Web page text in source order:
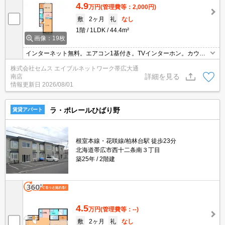
画像：19枚
4.9万円(管理費等：2,000円)
敷
2ヶ月 礼
なし
1階
1LDK 44.4m²
インターネット無料。エアコン1基付き。TVインターホン。カウン
き。給湯付き。ガスコンロ設置可。バス・トイレ別。シャワー付
き。シャンドレ。シャワー付トイレ。室内洗濯機置場。バルコニ
ー。CaTV受信可。物置あり。
株式会社セムス エイブルネットワーク帯広大通
南店
情報更新日 2026/08/01
詳細を見る
賃貸アパート ラ・ポレールひばり野
根室本線・花咲線/柏林台駅 徒歩23分
北海道帯広市西十二条南３丁目
築25年
2階建
4.5万円(管理費等：--)
敷
2ヶ月 礼
なし